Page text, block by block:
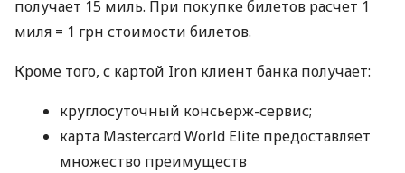
получает 15 миль. При покупке билетов расчет 1
миля = 1 грн стоимости билетов.
Кроме того, с картой Iron клиент банка получает:
круглосуточный консьерж-сервис;
карта Mastercard World Elite предоставляет
множество преимуществ